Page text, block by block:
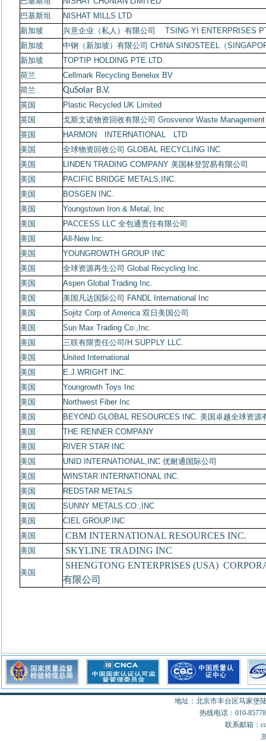
巴基斯坦
NISHAT MILLS LTD
新加坡
兴意企业（私人）有限公司
TSING YI ENTERPRISES
新加坡
中钢（新加坡）有限公司 CHINA SINOSTEEL （
新加坡
TOPTIP HOLDING PTE.LTD.
荷兰
Cellmark Recycling Benelux BV
荷兰
QuSolar B.V.
英国
Plastic Recycled UK Limited
英国
戈斯文诺物资回收有限公司 Grosvenor Waste
英国
HARMON INTERNATIONAL
LTD
美国
全球物资回收公司 GLOBAL RECYCLING INC
美国
LINDEN TRADING COMPANY美国林登贸易有限公司
美国
PACIFIC BRIDGE METALS,INC.
美国
BOSGEN INC.
美国
Youngstown Iron & Metal, Inc
美国
PACCESS LLC全包通责任有限公司
美国
All-New Inc.
美国
YOUNGROWTH GROUP INC
美国
全球资源再生公司 Global Recycling Inc.
美国
Aspen Global Trading Inc.
美国
美国凡达国际公司 FANDL International Inc
美国
Sojitz Corp.of America双日美国公司
美国
Sun Max Trading Co.,Inc.
美国
三联有限责任公司/H.SUPPLY LLC.
美国
United International
美国
E.J.WRIGHT INC.
美国
Youngrowth Toys Inc
美国
Northwest Fiber Inc
美国
BEYOND GLOBAL RESOURCES INC.美国卓越全球资源
美国
THE RENNER COMPANY
美国
RIVER STAR INC
美国
UNID INTERNATIONAL,INC优耐通国际公司
美国
WINSTAR INTERNATIONAL INC.
美国
REDSTAR METALS
美国
SUNNY METALS.CO.,INC
美国
CIEL GROUP.INC
美国
CBM INTERNATIONAL RESOURCES INC.
美国 SKYLINE TRADING INC
美国
SHENGTONG ENTERPRISES (USA)
有限公司
地址：北京市丰台区马家堡
热线电话：010-
联系邮箱：